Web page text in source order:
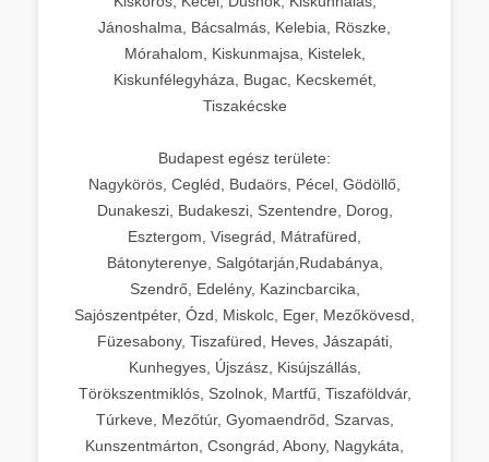
Jánoshalma, Bácsalmás, Kelebia, Röszke,
Mórahalom, Kiskunmajsa, Kistelek,
Kiskunfélegyháza, Bugac, Kecskemét,
Tiszakécske
Budapest egész területe:
Nagykörös, Cegléd, Budaörs, Pécel, Gödöllő,
Dunakeszi, Budakeszi, Szentendre, Dorog,
Esztergom, Visegrád, Mátrafüred,
Bátonyterenye, Salgótarján,Rudabánya,
Szendrő, Edelény, Kazincbarcika,
Sajószentpéter, Ózd, Miskolc, Eger, Mezőkövesd,
Füzesabony, Tiszafüred, Heves, Jászapáti,
Kunhegyes, Újszász, Kisújszállás,
Törökszentmiklós, Szolnok, Martfű, Tiszaföldvár,
Túrkeve, Mezőtúr, Gyomaendrőd, Szarvas,
Kunszentmárton, Csongrád, Abony, Nagykáta,